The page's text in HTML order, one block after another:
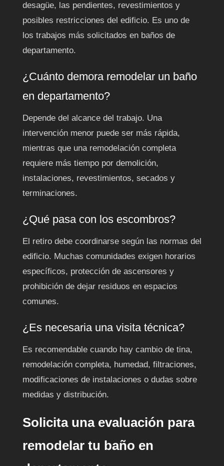
desagüe, las pendientes, revestimientos y
posibles restricciones del edificio. Es uno de
los trabajos más solicitados en baños de
departamento.
¿Cuánto demora remodelar un baño
en departamento?
Depende del alcance del trabajo. Una
intervención menor puede ser más rápida,
mientras que una remodelación completa
requiere más tiempo por demolición,
instalaciones, revestimientos, secados y
terminaciones.
¿Qué pasa con los escombros?
El retiro debe coordinarse según las normas del
edificio. Muchas comunidades exigen horarios
específicos, protección de ascensores y
prohibición de dejar residuos en espacios
comunes.
¿Es necesaria una visita técnica?
Es recomendable cuando hay cambio de tina,
remodelación completa, humedad, filtraciones,
modificaciones de instalaciones o dudas sobre
medidas y distribución.
Solicita una evaluación para
remodelar tu baño en